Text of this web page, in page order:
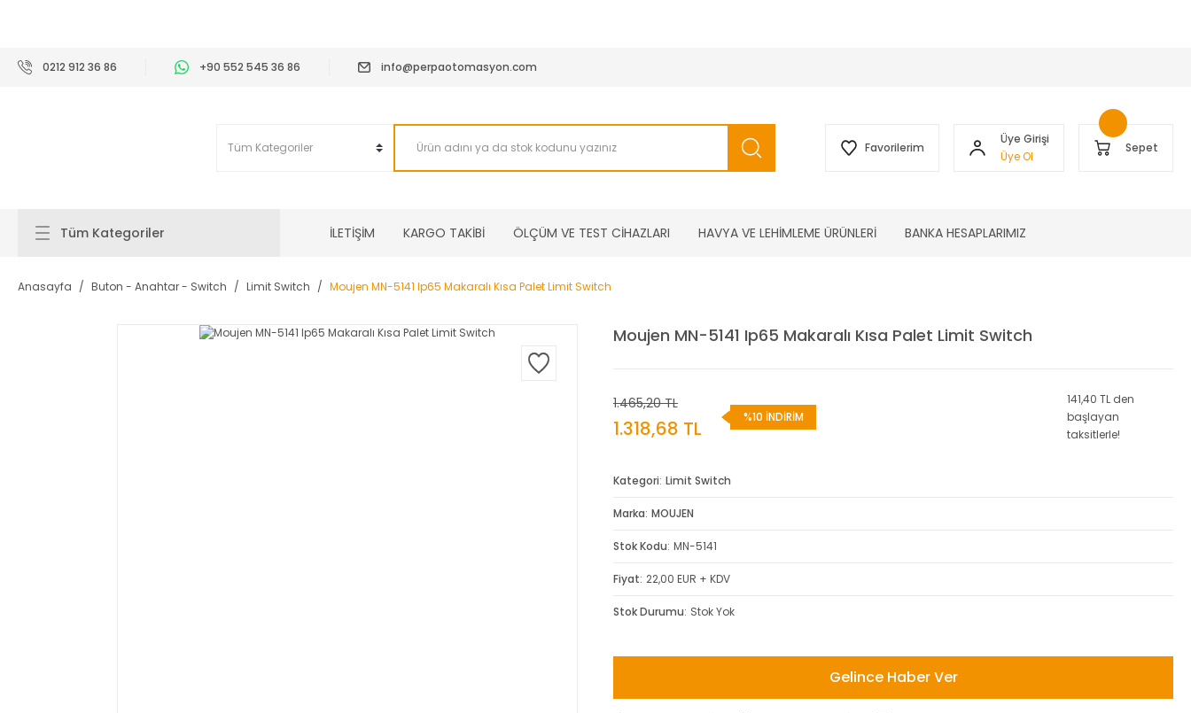
0212 912 36 86 +90 552 545 36 86 info@perpaotomasyon.com
Favorilerim
Üye Girişi
Üye Ol
Sepet
Tüm Kategoriler İLETİŞİM KARGO TAKİBİ ÖLÇÜM VE TEST CİHAZLARI HAVYA VE LEHİMLEME ÜRÜNLERİ BANKA HESAPLARIMIZ
Anasayfa Buton - Anahtar - Switch Limit Switch Moujen MN-5141 Ip65 Makaralı Kısa Palet Limit Switch
Moujen MN-5141 Ip65 Makaralı Kısa Palet Limit Switch
1.465,20 TL
1.318,68 TL %10 İNDİRİM
141,40 TL den
başlayan
taksitlerle!
Kategori Limit Switch
Marka MOUJEN
Stok Kodu MN-5141
Fiyat 22,00 EUR + KDV
Stok Durumu Stok Yok
Gelince Haber Ver